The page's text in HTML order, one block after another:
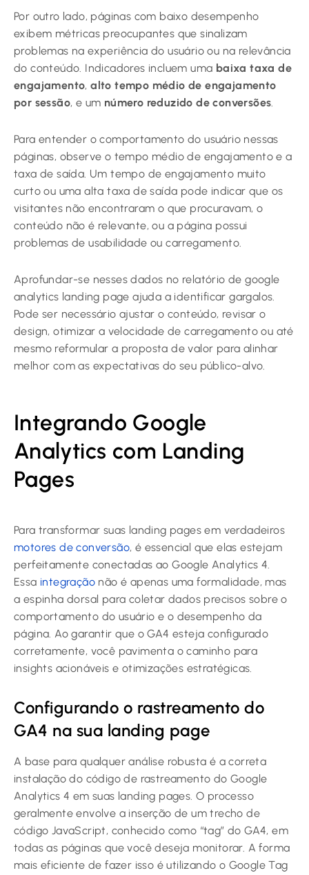
Por outro lado, páginas com baixo desempenho
exibem métricas preocupantes que sinalizam
problemas na experiência do usuário ou na relevância
do conteúdo. Indicadores incluem uma baixa taxa de
engajamento,alto tempo médio de engajamento
por sessão, e um número reduzido de conversões.
Para entender o comportamento do usuário nessas
páginas, observe o tempo médio de engajamento e a
taxa de saída. Um tempo de engajamento muito
curto ou uma alta taxa de saída pode indicar que os
visitantes não encontraram o que procuravam, o
conteúdo não é relevante, ou a página possui
problemas de usabilidade ou carregamento.
Aprofundar-se nesses dados no relatório de google
analytics landing page ajuda a identificar gargalos.
Pode ser necessário ajustar o conteúdo, revisar o
design, otimizar a velocidade de carregamento ou até
mesmo reformular a proposta de valor para alinhar
melhor com as expectativas do seu público-alvo.
Integrando Google
Analytics com Landing
Pages
Para transformar suas landing pages em verdadeiros
motores de conversão, é essencial que elas estejam
perfeitamente conectadas ao Google Analytics 4.
Essa integração não é apenas uma formalidade, mas
a espinha dorsal para coletar dados precisos sobre o
comportamento do usuário e o desempenho da
página. Ao garantir que o GA4 esteja configurado
corretamente, você pavimenta o caminho para
insights acionáveis e otimizações estratégicas.
Configurando o rastreamento do
GA4 na sua landing page
A base para qualquer análise robusta é a correta
instalação do código de rastreamento do Google
Analytics 4 em suas landing pages. O processo
geralmente envolve a inserção de um trecho de
código JavaScript, conhecido como “tag” do GA4, em
todas as páginas que você deseja monitorar. A forma
mais eficiente de fazer isso é utilizando o Google Tag